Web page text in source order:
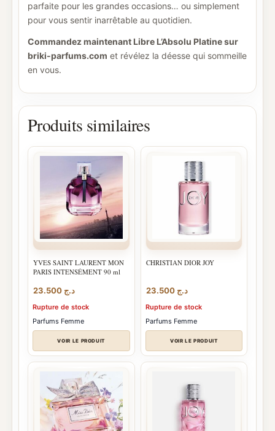
parfaite pour les grandes occasions… ou simplement
pour vous sentir inarrêtable au quotidien.
Commandez maintenant Libre L’Absolu Platine sur
briki-parfums.com et révélez la déesse qui sommeille
en vous.
Produits similaires
YVES SAINT LAURENT MON
PARIS INTENSÉMENT 90 ml
د.ج
Rupture de stock
Parfums Femme
VOIR LE PRODUIT
CHRISTIAN DIOR JOY
د.ج 23.500
Rupture de stock
Parfums Femme
VOIR LE PRODUIT